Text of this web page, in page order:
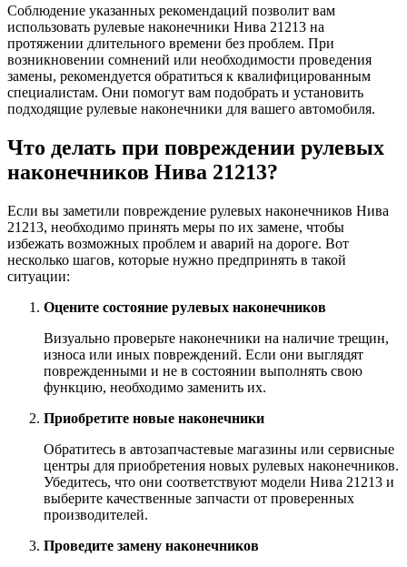
Соблюдение указанных рекомендаций позволит вам
использовать рулевые наконечники Нива 21213 на
протяжении длительного времени без проблем. При
возникновении сомнений или необходимости проведения
замены, рекомендуется обратиться к квалифицированным
специалистам. Они помогут вам подобрать и установить
подходящие рулевые наконечники для вашего автомобиля.
Что делать при повреждении рулевых
наконечников Нива 21213?
Если вы заметили повреждение рулевых наконечников Нива
21213, необходимо принять меры по их замене, чтобы
избежать возможных проблем и аварий на дороге. Вот
несколько шагов, которые нужно предпринять в такой
ситуации:
Оцените состояние рулевых наконечников
Визуально проверьте наконечники на наличие трещин,
износа или иных повреждений. Если они выглядят
поврежденными и не в состоянии выполнять свою
функцию, необходимо заменить их.
Приобретите новые наконечники
Обратитесь в автозапчастевые магазины или сервисные
центры для приобретения новых рулевых наконечников.
Убедитесь, что они соответствуют модели Нива 21213 и
выберите качественные запчасти от проверенных
производителей.
Проведите замену наконечников